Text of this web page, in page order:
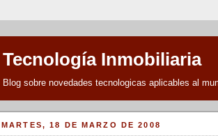
Tecnología Inmobiliaria
Blog sobre novedades tecnologicas aplicables al
MARTES, 18 DE MARZO DE 2008